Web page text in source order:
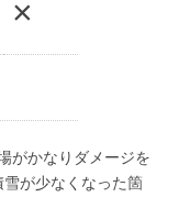
×
がかなりダメージを
が少なくなった箇